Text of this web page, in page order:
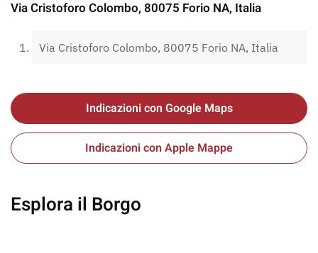
Via Cristoforo Colombo, 80075 Forio NA, Italia
Via Cristoforo Colombo, 80075 Forio NA, Italia
Indicazioni con Google Maps
Indicazioni con Apple Mappe
Esplora il Borgo